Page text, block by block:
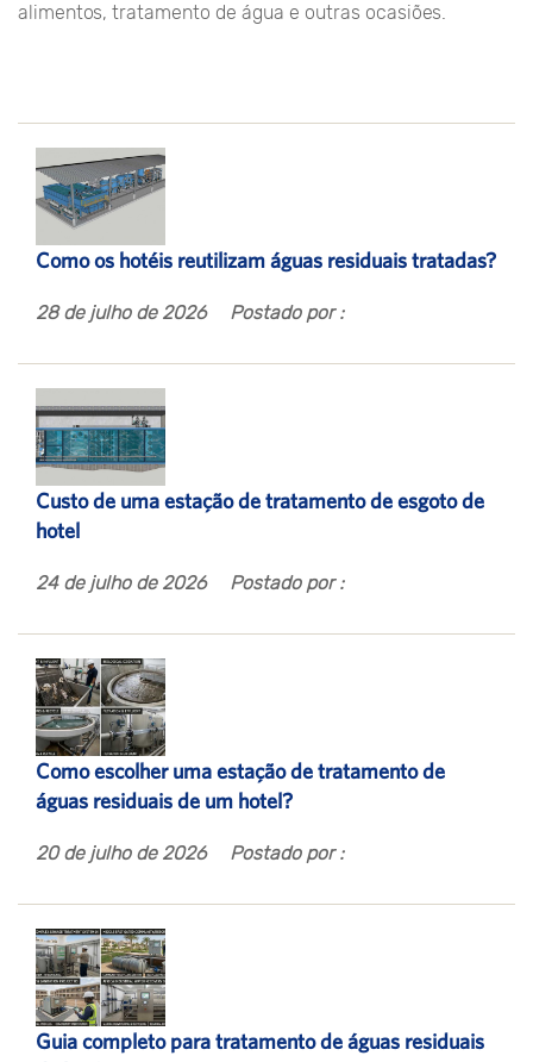
alimentos, tratamento de água e outras ocasiões.
Como os hotéis reutilizam águas residuais tratadas?
28 de julho de 2026 Postado por :
Custo de uma estação de tratamento de esgoto de
hotel
24 de julho de 2026 Postado por :
Como escolher uma estação de tratamento de
águas residuais de um hotel?
20 de julho de 2026 Postado por :
Guia completo para tratamento de águas residuais